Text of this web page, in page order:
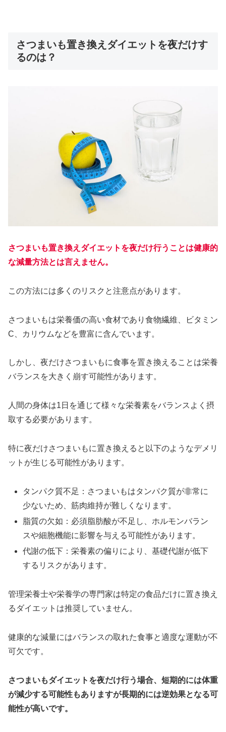
さつまいも置き換えダイエットを夜だけす
るのは？
さつまいも置き換えダイエットを夜だけ行うことは健康的
な減量方法とは言えません。
この方法には多くのリスクと注意点があります。
さつまいもは栄養価の高い食材であり食物繊維、ビタミン
C、カリウムなどを豊富に含んでいます。
しかし、夜だけさつまいもに食事を置き換えることは栄養
バランスを大きく崩す可能性があります。
人間の身体は1日を通じて様々な栄養素をバランスよく摂
取する必要があります。
特に夜だけさつまいもに置き換えると以下のようなデメリ
ットが生じる可能性があります。
タンパク質不足：さつまいもはタンパク質が非常に
少ないため、筋肉維持が難しくなります。
脂質の欠如：必須脂肪酸が不足し、ホルモンバラン
スや細胞機能に影響を与える可能性があります。
代謝の低下：栄養素の偏りにより、基礎代謝が低下
するリスクがあります。
管理栄養士や栄養学の専門家は特定の食品だけに置き換え
るダイエットは推奨していません。
健康的な減量にはバランスの取れた食事と適度な運動が不
可欠です。
さつまいもダイエットを夜だけ行う場合、短期的には体重
が減少する可能性もありますが長期的には逆効果となる可
能性が高いです。